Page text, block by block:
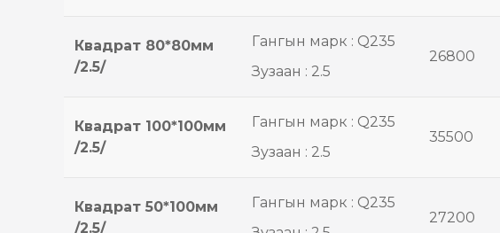
Квадрат 80*80мм
/2.5/
Гангын марк : Q235
Зузаан : 2.5
26800
Квадрат 100*100мм
/2.5/
Гангын марк : Q235
Зузаан : 2.5
35500
Квадрат 50*100мм
/2.5/
Гангын марк : Q235
27200